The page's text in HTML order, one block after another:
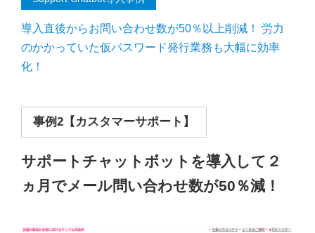
導入直後からお問い合わせ数が50％以上削減！ 労力
のかかっていた仮パスワード発行業務も大幅に効率
化！
事例2【カスタマーサポート】
サポートチャットボットを導入して２
ヵ月でメール問い合わせ数が50％減！